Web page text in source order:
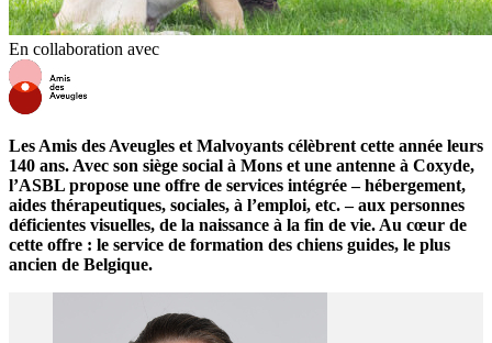
En collaboration avec
Les Amis des Aveugles et Malvoyants célèbrent cette année leurs
140 ans. Avec son siège social à Mons et une antenne à Coxyde,
l’ASBL propose une offre de services intégrée – hébergement,
aides thérapeutiques, sociales, à l’emploi, etc. – aux personnes
déficientes visuelles, de la naissance à la fin de vie. Au cœur de
cette offre : le service de formation des chiens guides, le plus
ancien de Belgique.